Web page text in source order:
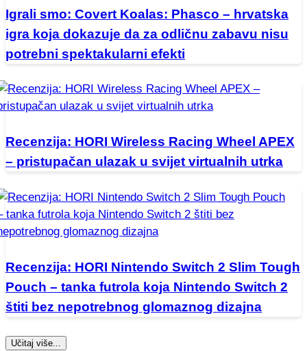
Igrali smo: Covert Koalas: Phasco – hrvatska
igra koja dokazuje da za odličnu zabavu nisu
potrebni spektakularni efekti
Recenzija: HORI Wireless Racing Wheel APEX
– pristupačan ulazak u svijet virtualnih utrka
Recenzija: HORI Nintendo Switch 2 Slim Tough
Pouch – tanka futrola koja Nintendo Switch 2
štiti bez nepotrebnog glomaznog dizajna
Učitaj više...